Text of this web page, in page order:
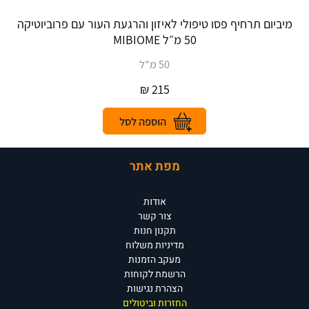
מיביום תרחיף פסו טיפולי לאיזון והרגעת העור עם פרוביוטיקה
50 מ״ל MIBIOME
50 מ"ל
215
₪
מפת אתר
אודות
צור קשר
תקנון חנות
מדיניות משלוח
מעקב הזמנות
הרשמת לקוחות
הצהרת נגישות
החזרות וביטולים